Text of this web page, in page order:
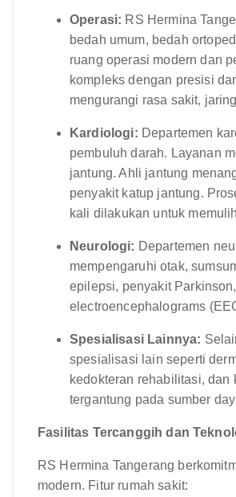
Operasi: RS Hermina
bedah umum, bedah
ruang operasi modern dan
kompleks dengan presisi
mengurangi rasa sakit,
Kardiologi: Departemen
pembuluh darah. Layanan
jantung. Ahli jantung
penyakit katup jantung.
kali dilakukan untuk
Neurologi: Departemen
mempengaruhi otak,
epilepsi, penyakit
electroencephalograms
Spesialisasi Lainnya:
spesialisasi lain seperti
kedokteran rehabilitasi,
tergantung pada sumber
Fasilitas Tercanggih dan
RS Hermina Tangerang
modern. Fitur rumah sakit: